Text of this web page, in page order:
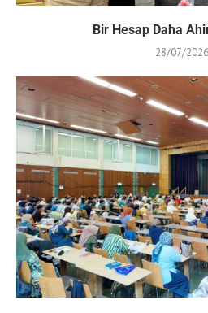
Bir Hesap Daha
28/07/2026